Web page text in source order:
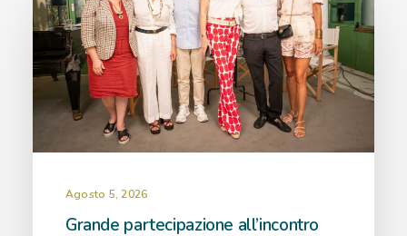
Agosto 5, 2026
Grande partecipazione all’incontro